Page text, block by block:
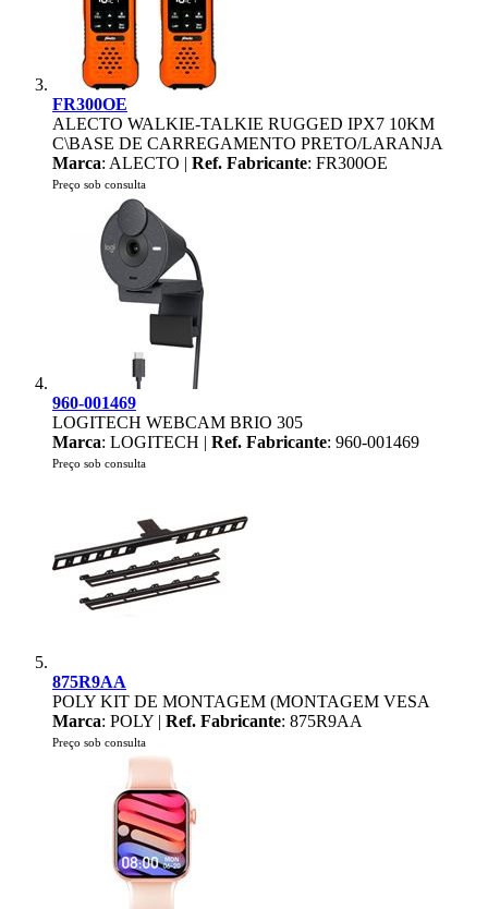
FR300OE
ALECTO WALKIE-TALKIE RUGGED IPX7 10KM
C\BASE DE CARREGAMENTO PRETO/LARANJA
Marca: ALECTO | Ref. Fabricante: FR300OE
Preço sob consulta
960-001469
LOGITECH WEBCAM BRIO 305
Marca: LOGITECH | Ref. Fabricante: 960-001469
Preço sob consulta
875R9AA
POLY KIT DE MONTAGEM (MONTAGEM VESA
Marca: POLY | Ref. Fabricante: 875R9AA
Preço sob consulta